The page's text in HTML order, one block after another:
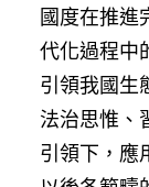
國度在推進
代化過程中
引領我國生
法治思惟、
引領下，應